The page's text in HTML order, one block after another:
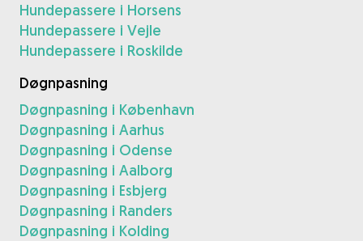
Hundepassere i Horsens
Hundepassere i Vejle
Hundepassere i Roskilde
Døgnpasning
Døgnpasning i København
Døgnpasning i Aarhus
Døgnpasning i Odense
Døgnpasning i Aalborg
Døgnpasning i Esbjerg
Døgnpasning i Randers
Døgnpasning i Kolding